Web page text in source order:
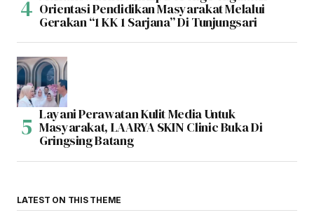
Orientasi Pendidikan Masyarakat Melalui
Gerakan “1 KK 1 Sarjana” Di Tunjungsari
Layani Perawatan Kulit Media Untuk
Masyarakat, LAARYA SKIN Clinic Buka Di
Gringsing Batang
LATEST ON THIS THEME